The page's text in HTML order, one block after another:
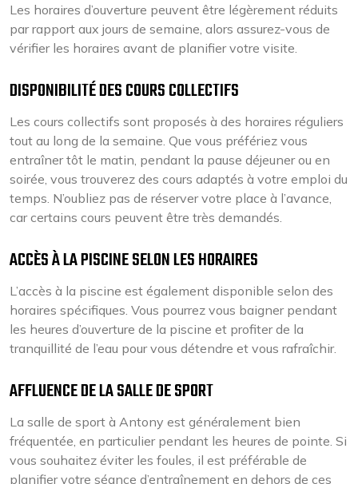
Les horaires d’ouverture peuvent être légèrement réduits
par rapport aux jours de semaine, alors assurez-vous de
vérifier les horaires avant de planifier votre visite.
DISPONIBILITÉ DES COURS COLLECTIFS
Les cours collectifs sont proposés à des horaires réguliers
tout au long de la semaine. Que vous préfériez vous
entraîner tôt le matin, pendant la pause déjeuner ou en
soirée, vous trouverez des cours adaptés à votre emploi du
temps. N’oubliez pas de réserver votre place à l’avance,
car certains cours peuvent être très demandés.
ACCÈS À LA PISCINE SELON LES HORAIRES
L’accès à la piscine est également disponible selon des
horaires spécifiques. Vous pourrez vous baigner pendant
les heures d’ouverture de la piscine et profiter de la
tranquillité de l’eau pour vous détendre et vous rafraîchir.
AFFLUENCE DE LA SALLE DE SPORT
La salle de sport à Antony est généralement bien
fréquentée, en particulier pendant les heures de pointe. Si
vous souhaitez éviter les foules, il est préférable de
planifier votre séance d’entraînement en dehors de ces